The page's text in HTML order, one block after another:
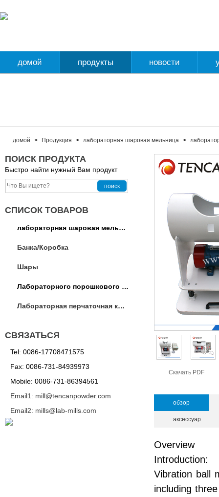
домой продукты новости
домой > Продукция > лабораторная шаровая мельница >
ПОИСК ПРОДУКТА
Быстро найти нужный Вам продукт
СПИСОК ТОВАРОВ
лабораторная шаровая мельница
Банка/Коробка
Шары
Лабораторного порошкового оборудования
Лабораторная перчаточная коробка / операции коробка
СВЯЗАТЬСЯ
Tel: 0086-17708471575
Fax: 0086-731-84939973
Mobile: 0086-731-86394561
Email1: mill@tencanpowder.com
Email2: mills@lab-mills.com
Скачать PDF
обзор
аксессуар
Overview
Introduction:
Vibration ball
including